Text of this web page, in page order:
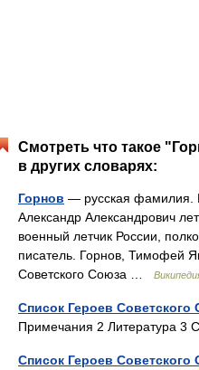
Смотреть что такое
в других словарях:
Горнов — русская фамилия.
Александр Александрович
военный летчик России,
писатель. Горнов, Тимофей
Советского Союза …
Список Героев Советского
Примечания 2 Литература 3
Список Героев